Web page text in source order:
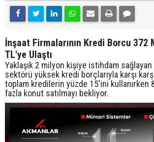
İnşaat Firmalarının Kredi Borcu 372
TL'ye Ulaştı
Yaklaşık 2 milyon kişiye istihdam
sektörü yüksek kredi borçlarıyla karşı
toplam kredilerin yüzde 15'ini kullanırken
fazla konut satılmayı bekliyor.